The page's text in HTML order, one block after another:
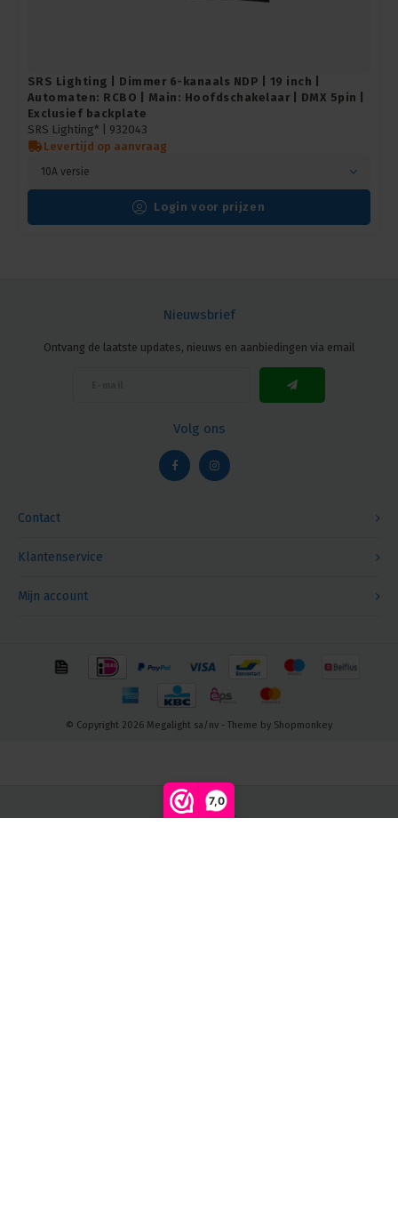
7,0
SRS Lighting | Dimmer 6-kanaals NDP | 19 inch |
Automaten: RCBO | Main: Hoofdschakelaar | DMX 5pin |
Exclusief backplate
SRS Lighting* | 932043
Levertijd op aanvraag
10A versie
Login voor prijzen
Contact
Nieuwsbrief
Ontvang de laatste updates, nieuws en aanbiedingen via email
Volg ons
Klantenservice
Mijn account
© Copyright 2026 Megalight sa/nv - Theme by Shopmonkey
Nieuwsbrief